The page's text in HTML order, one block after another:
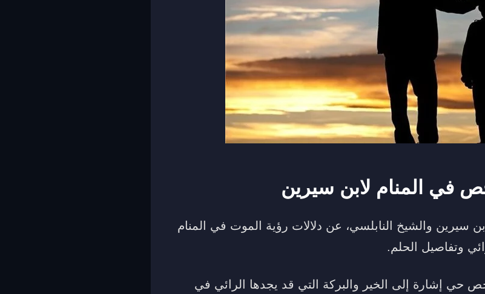
في المنام لابن سيرين
سيرين والشيخ النابلسي، عن دلالات رؤية الموت في المنام
وتفاصيل الحلم.
حي إشارة إلى الخير والبركة التي قد يجدها الرائي في